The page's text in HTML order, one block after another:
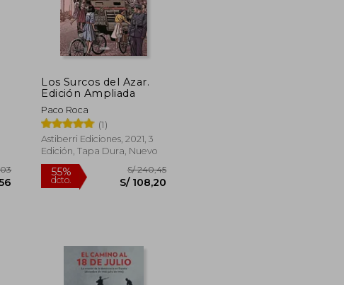
S/ 119,99
S/ 71,99
55%
Los Surcos del Azar.
Edición Ampliada
Paco Roca
(1)
Astiberri Ediciones, 2021, 3
Edición, Tapa Dura, Nuevo